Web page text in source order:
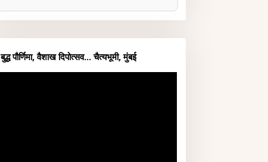
बुद्ध पौर्णिमा, वैशाख दिपोत्सव... चैत्यभूमी, मुंबई